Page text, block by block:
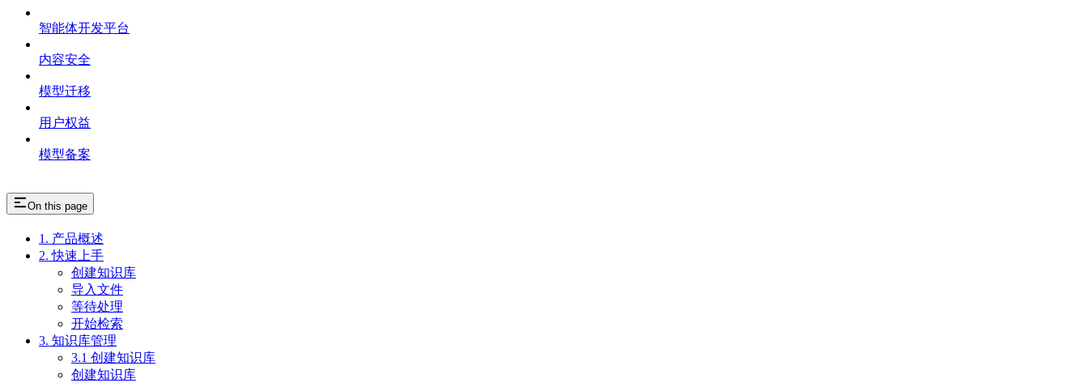
智能体开发平台
内容安全
模型迁移
用户权益
模型备案
On this page
1. 产品概述
2. 快速上手
创建知识库
导入文件
等待处理
开始检索
3. 知识库管理
3.1 创建知识库
创建知识库